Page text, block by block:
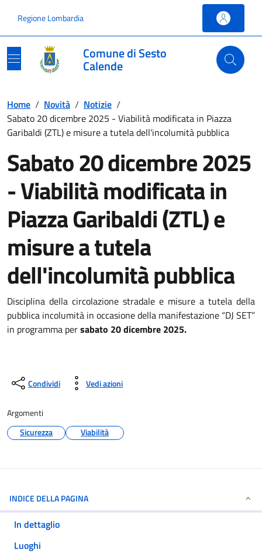
Regione Lombardia
Comune di Sesto
Calende
Home / Novità / Notizie /
Sabato 20 dicembre 2025 - Viabilità modificata in Piazza
Garibaldi (ZTL) e misure a tutela dell'incolumità pubblica
Sabato 20 dicembre 2025
- Viabilità modificata in
Piazza Garibaldi (ZTL) e
misure a tutela
dell'incolumità pubblica
Disciplina della circolazione stradale e misure a tutela della
pubblica incolumità in occasione della manifestazione “DJ SET”
in programma persabato 20 dicembre 2025.
Condividi Vedi azioni
Argomenti
Sicurezza
Viabilità
INDICE DELLA PAGINA
In dettaglio
Luoghi